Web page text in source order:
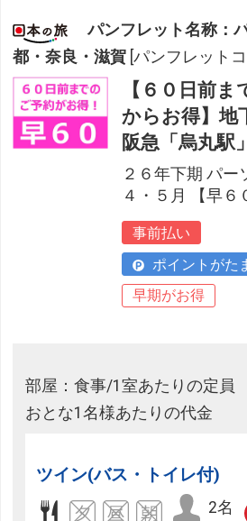
パンフレット名称：
都・奈良・滋賀 [パンフレット
【６０日前
からお得】地
阪急「烏丸駅
２６年下期 パ
４・５月 【早６
事前払い
ポイントがた
早期がお得
部屋：食事/1室あたりの定員
おとな1名様あたりの代金
ツイン(バス・トイレ付)
2名